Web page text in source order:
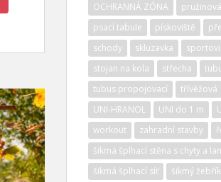
OCHRANNÁ ZÓNA
psací tabule
pískoviště
schody
skluzavka
stojan na kola
střecha
tubus propojovací
třívěžová
UNI-HRANOL
UNI do 1 m
workout
zahradní stavby
šikmá šplhací stěna s chyty a
šikmá šplhací síť
šikmý žebřík